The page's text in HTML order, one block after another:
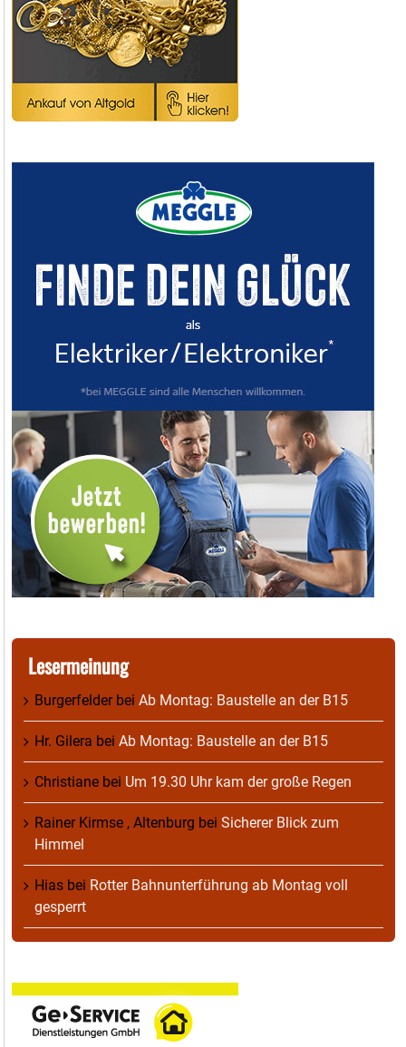
Lesermeinung
Burgerfelderbei Ab Montag: Baustelle an der B15
Hr. Gilera bei Ab Montag: Baustelle an der B15
Christiane bei Um 19.30 Uhr kam der große Regen
Rainer Kirmse , Altenburg bei Sicherer Blick zum
Himmel
Hias bei Rotter Bahnunterführung ab Montag voll
gesperrt